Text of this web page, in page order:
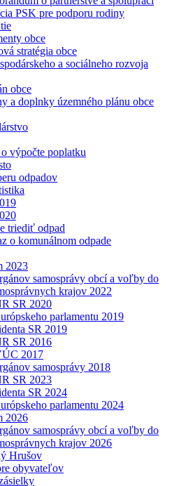
PSK pre podporu rodiny
obce
stratégia obce
a sociálneho rozvoja
obce
a doplnky územného plánu obce
výpočte poplatku
odpadov
triediť odpad
o komunálnom odpade
2023
samosprávy obcí a voľby do
krajov 2022
SR 2020
parlamentu 2019
SR 2019
SR 2016
2017
samosprávy 2018
SR 2023
SR 2024
parlamentu 2024
2026
samosprávy obcí a voľby do
krajov 2026
Hrušov
obyvateľov